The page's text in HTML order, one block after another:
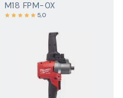
M18 FPM-0X
5,0